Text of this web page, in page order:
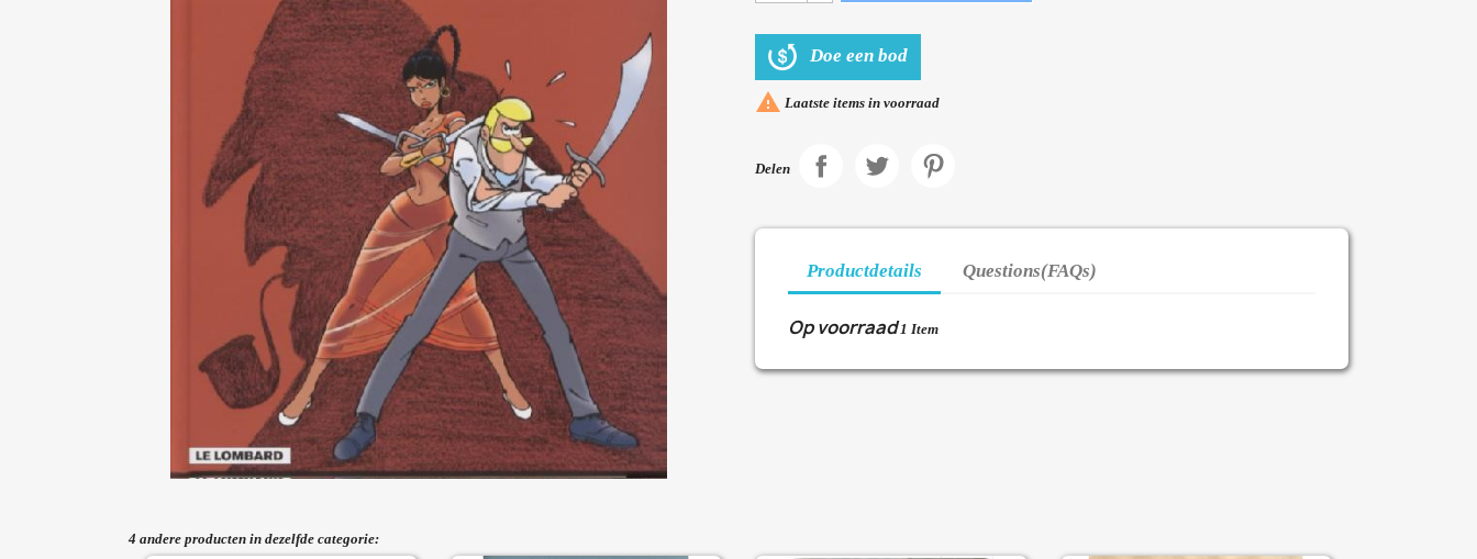
Doe een bod
 Laatste items in voorraad
Delen
Productdetails Questions(FAQs)
Op voorraad 1 Item
4 andere producten in dezelfde categorie: